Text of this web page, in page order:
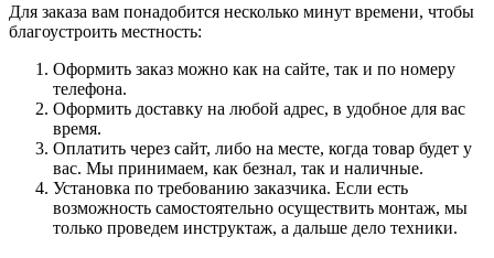
Для заказа вам понадобится несколько минут времени, чтобы
благоустроить местность:
Оформить заказ можно как на сайте, так и по номеру
телефона.
Оформить доставку на любой адрес, в удобное для вас
время.
Оплатить через сайт, либо на месте, когда товар будет у
вас. Мы принимаем, как безнал, так и наличные.
Установка по требованию заказчика. Если есть
возможность самостоятельно осуществить монтаж, мы
только проведем инструктаж, а дальше дело техники.